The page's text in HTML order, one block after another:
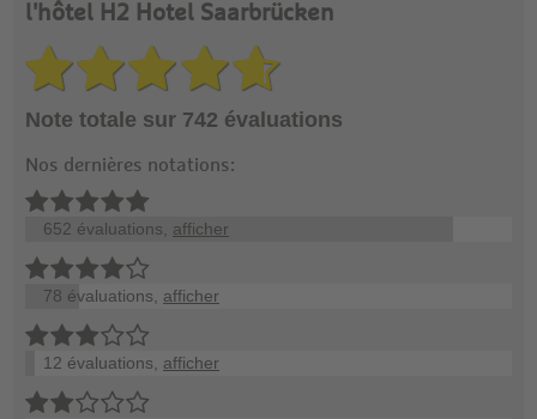
l'hôtel H2 Hotel Saarbrücken
Note totale sur 742 évaluations
Nos dernières notations:
652 évaluations, afficher
78 évaluations, afficher
12 évaluations, afficher